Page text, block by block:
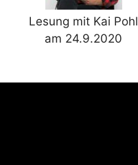
Lesung mit Kai Pohl
am 24.9.2020